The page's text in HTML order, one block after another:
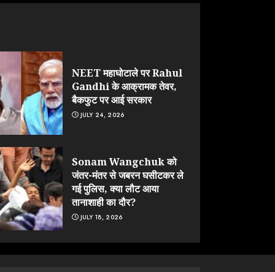
NEET महाघोटाले पर Rahul
Gandhi के आक्रामक तेवर,
बैकफुट पर आई सरकार
JULY 24, 2026
Sonam Wangchuk को
जंतर-मंतर से जबरन घसीटकर ले
गई पुलिस, क्या लौट आया
तानाशाही का दौर?
JULY 18, 2026